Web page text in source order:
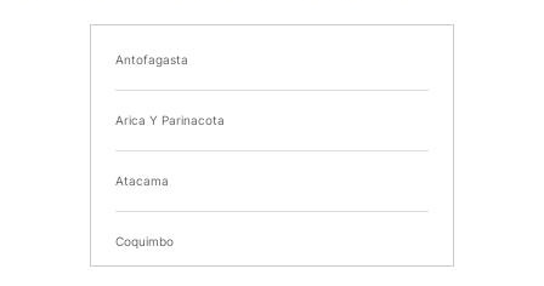
I MUNICIPALIDAD DE CHIMBARONGO
INSTITUTO NACIONAL DE DEPORTES DE CHILE
SERVICIO DE SALUD DEL MAULE HOSPITAL DE
TALCA
I MUNICIPALIDAD DE PROVIDENCIA
Antofagasta
Arica Y Parinacota
Atacama
Coquimbo